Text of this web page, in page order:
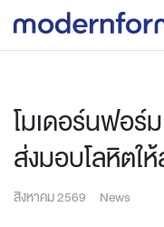
โมเดอร์นฟอร์
ส่งมอบโลหิตใ
สิงหาคม 2569 News